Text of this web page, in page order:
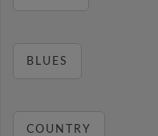
BLUES
COUNTRY